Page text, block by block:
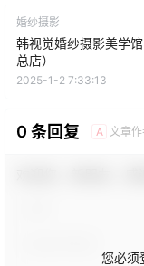
婚纱摄影
韩视觉婚纱摄影美学
总店）
2025-1-2 7:33:13
0 条回复 A 文章作
您必须